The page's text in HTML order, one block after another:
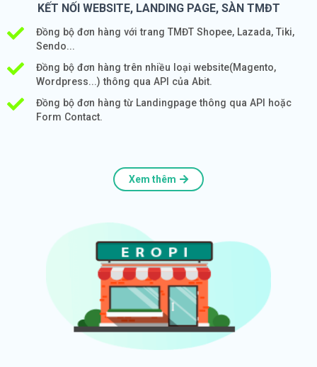
KẾT NỐI WEBSITE, LANDING PAGE, SÀN TMĐT
Đồng bộ đơn hàng với trang TMĐT Shopee, Lazada, Tiki,
Sendo...
Đồng bộ đơn hàng trên nhiều loại website(Magento,
Wordpress...) thông qua API của Abit.
Đồng bộ đơn hàng từ Landingpage thông qua API hoặc
Form Contact.
Xem thêm